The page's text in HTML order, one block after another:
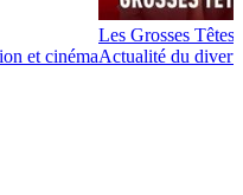
et cinéma
Les Grosses Têtes
Actualité du